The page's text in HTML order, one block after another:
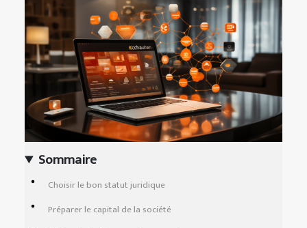
Sommaire
Choisir le bon statut juridique
Préparer le capital de la société